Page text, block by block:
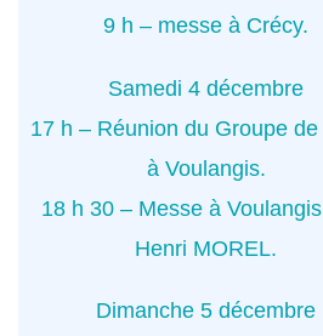
9 h – messe à Crécy.
Samedi 4 décembre
17 h – Réunion du Groupe
à Voulangis.
18 h 30 – Messe à
Henri MOREL.
Dimanche 5 décembre